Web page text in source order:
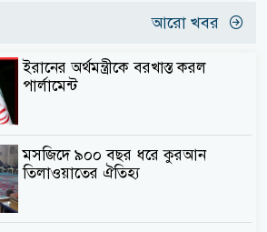
আরো খবর
ইরানের অর্থমন্ত্রীকে বরখাস্ত করল
পার্লামেন্ট
মসজিদে ৯০০ বছর ধরে কুরআন
তিলাওয়াতের ঐতিহ্য